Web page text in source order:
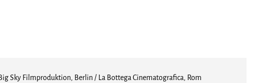
Sky Filmproduktion, Berlin / La Bottega Cinematografica, Rom